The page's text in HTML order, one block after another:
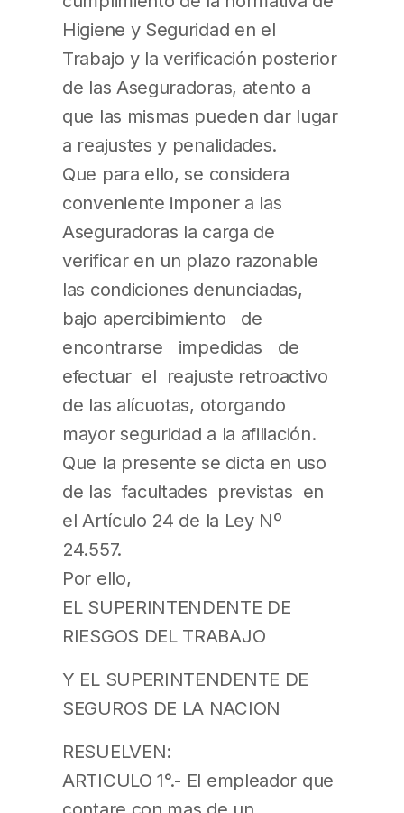
Higiene y Seguridad en el
Trabajo y la verificación posterior
de las Aseguradoras, atento a
que las mismas pueden dar lugar
a reajustes y penalidades.
Que para ello, se considera
conveniente imponer a las
Aseguradoras la carga de
verificar en un plazo razonable
las condiciones denunciadas,
bajo apercibimiento de
encontrarse impedidas de
efectuar el reajuste retroactivo
de las alícuotas, otorgando
mayor seguridad a la afiliación.
Que la presente se dicta en uso
de las facultades previstas en
el Artículo 24 de la Ley Nº
24.557.
Por ello,
EL SUPERINTENDENTE DE
RIESGOS DEL TRABAJO
Y EL SUPERINTENDENTE DE
SEGUROS DE LA NACION
RESUELVEN:
ARTICULO 1°.- El empleador que